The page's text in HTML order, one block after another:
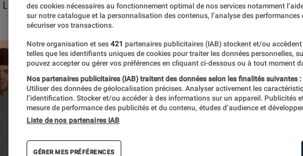
La Claque Fnac Nos conseils Pop Culture Tech
des cookies nécessaires au fonctionnement optimal de nos services notamment
sur notre catalogue et la personnalisation des contenus, l’analyse des performances
sécuriser vos transactions.
Notre organisation et ses 421 partenaires publicitaires (IAB) stockent et/ou
telles que les identifiants uniques de cookies pour traiter les données personnelles,
pouvez accepter ou gérer vos préférences en cliquant ci-dessous ou à tout moment
Nos partenaires publicitaires (IAB) traitent des données selon les finalités suivantes :
Utiliser des données de géolocalisation précises. Analyser activement les
l’identification. Stocker et/ou accéder à des informations sur un appareil. Publicités
mesure de performance des publicités et du contenu, études d’audience et
Liste de nos partenaires IAB
GÉRER MES PRÉFÉRENCES